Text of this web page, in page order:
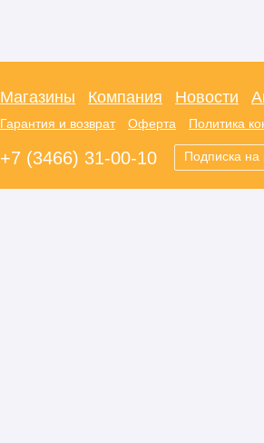
Магазины Компания Новости
Гарантия и возврат Оферта Политика
+7 (3466) 31-00-10 Подписка на